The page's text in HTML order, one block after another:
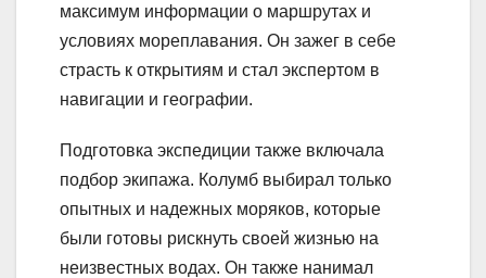
максимум информации о маршрутах и
условиях мореплавания. Он зажег в себе
страсть к открытиям и стал экспертом в
навигации и географии.
Подготовка экспедиции также включала
подбор экипажа. Колумб выбирал только
опытных и надежных моряков, которые
были готовы рискнуть своей жизнью на
неизвестных водах. Он также нанимал